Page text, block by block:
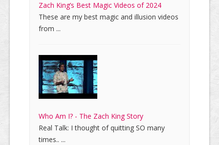
Zach King’s Best Magic Videos of 2024
These are my best magic and illusion videos
from ...
Who Am I? - The Zach King Story
Real Talk: I thought of quitting SO many
times.. ...